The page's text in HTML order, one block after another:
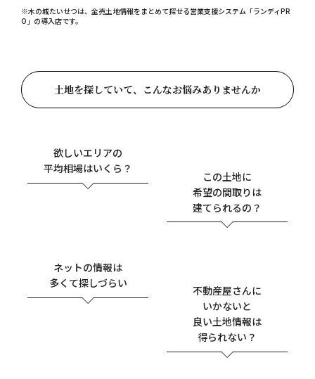
※木の城たいせつは、全売土地情報をまとめて探せる営業支援システム「ランディPR
O」の導入店です。
土地を探していて、こんなお悩みありませんか
欲しいエリアの
平均相場はいくら？
この土地に
希望の間取りは
建てられるの？
ネットの情報は
多くて探しづらい
不動産屋さんに
いかないと
良い土地情報は
得られない？